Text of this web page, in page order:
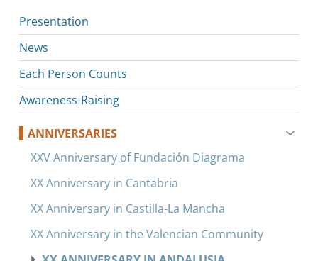
Presentation
News
Each Person Counts
Awareness-Raising
ANNIVERSARIES
XXV Anniversary of Fundación Diagrama
XX Anniversary in Cantabria
XX Anniversary in Castilla-La Mancha
XX Anniversary in the Valencian Community